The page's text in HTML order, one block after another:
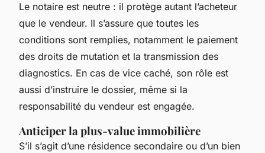
Le notaire est neutre : il protège autant l’acheteur
que le vendeur. Il s’assure que toutes les
conditions sont remplies, notamment le paiement
des droits de mutation et la transmission des
diagnostics. En cas de vice caché, son rôle est
aussi d’instruire le dossier, même si la
responsabilité du vendeur est engagée.
Anticiper la plus-value immobilière
S’il s’agit d’une résidence secondaire ou d’un bien